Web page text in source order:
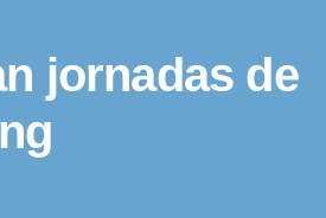
jornadas de